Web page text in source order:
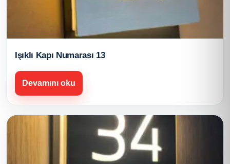
Işıklı Kapı Numarası 13
Devamını oku